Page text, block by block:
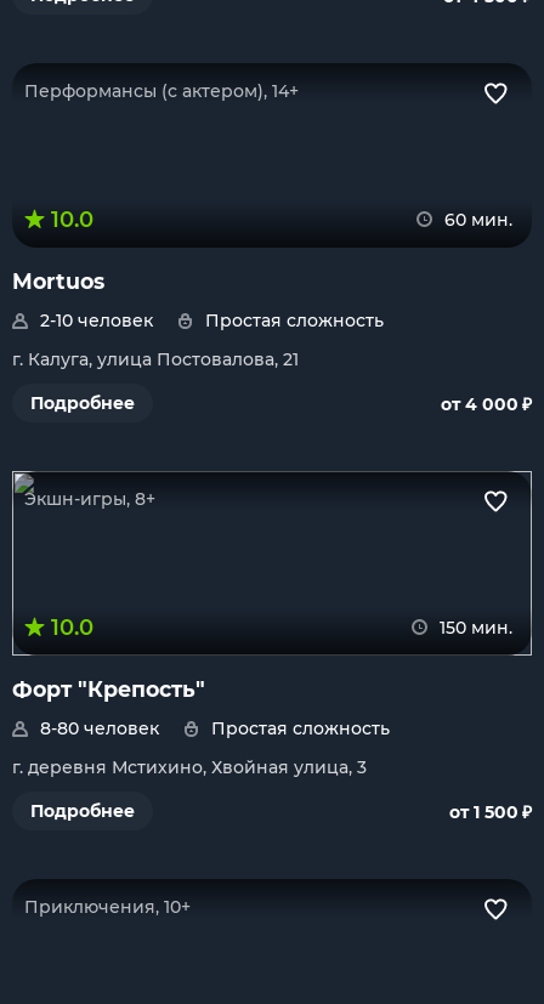
Перформансы (с актером), 14+
10.0 60 мин.
Mortuos
2-10 человек
Простая сложность
г. Калуга, улица Постовалова, 21
Подробнее
от 4 000 ₽
Экшн-игры, 8+
10.0 150 мин.
Форт "Крепость"
8-80 человек
Простая сложность
г. деревня Мстихино, Хвойная улица, 3
Подробнее
от 1 500 ₽
Приключения, 10+